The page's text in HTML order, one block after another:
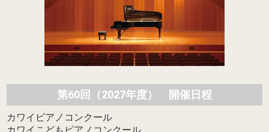
第60回（2027年度） 開催日程
カワイピアノコンクール